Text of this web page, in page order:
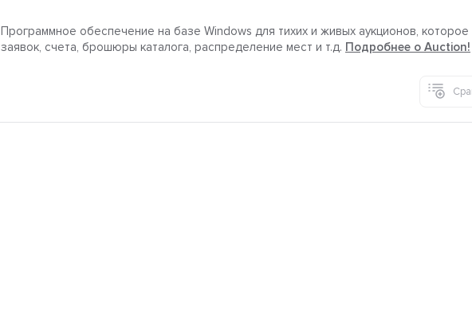
Программное обеспечение на базе Windows для тихих и живых аукционов, которое
заявок, счета, брошюры каталога, распределение мест и т.д. Подробнее о Auction!